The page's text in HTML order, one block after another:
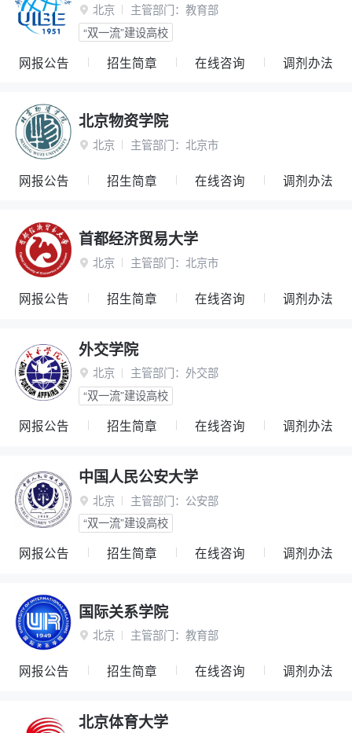
 北京 主管部门： 教育部
“双一流”建设高校
网报公告 招生简章 在线咨询 调剂办法
北京物资学院
 北京 主管部门： 北京市
网报公告 招生简章 在线咨询 调剂办法
首都经济贸易大学
 北京 主管部门： 北京市
网报公告 招生简章 在线咨询 调剂办法
外交学院
 北京 主管部门： 外交部
“双一流”建设高校
网报公告 招生简章 在线咨询 调剂办法
中国人民公安大学
 北京 主管部门： 公安部
“双一流”建设高校
网报公告 招生简章 在线咨询 调剂办法
国际关系学院
 北京 主管部门： 教育部
网报公告 招生简章 在线咨询 调剂办法
北京体育大学